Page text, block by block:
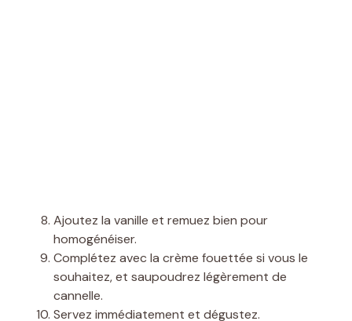
Ajoutez la vanille et remuez bien pour
homogénéiser.
Complétez avec la crème fouettée si vous le
souhaitez, et saupoudrez légèrement de
cannelle.
Servez immédiatement et dégustez.